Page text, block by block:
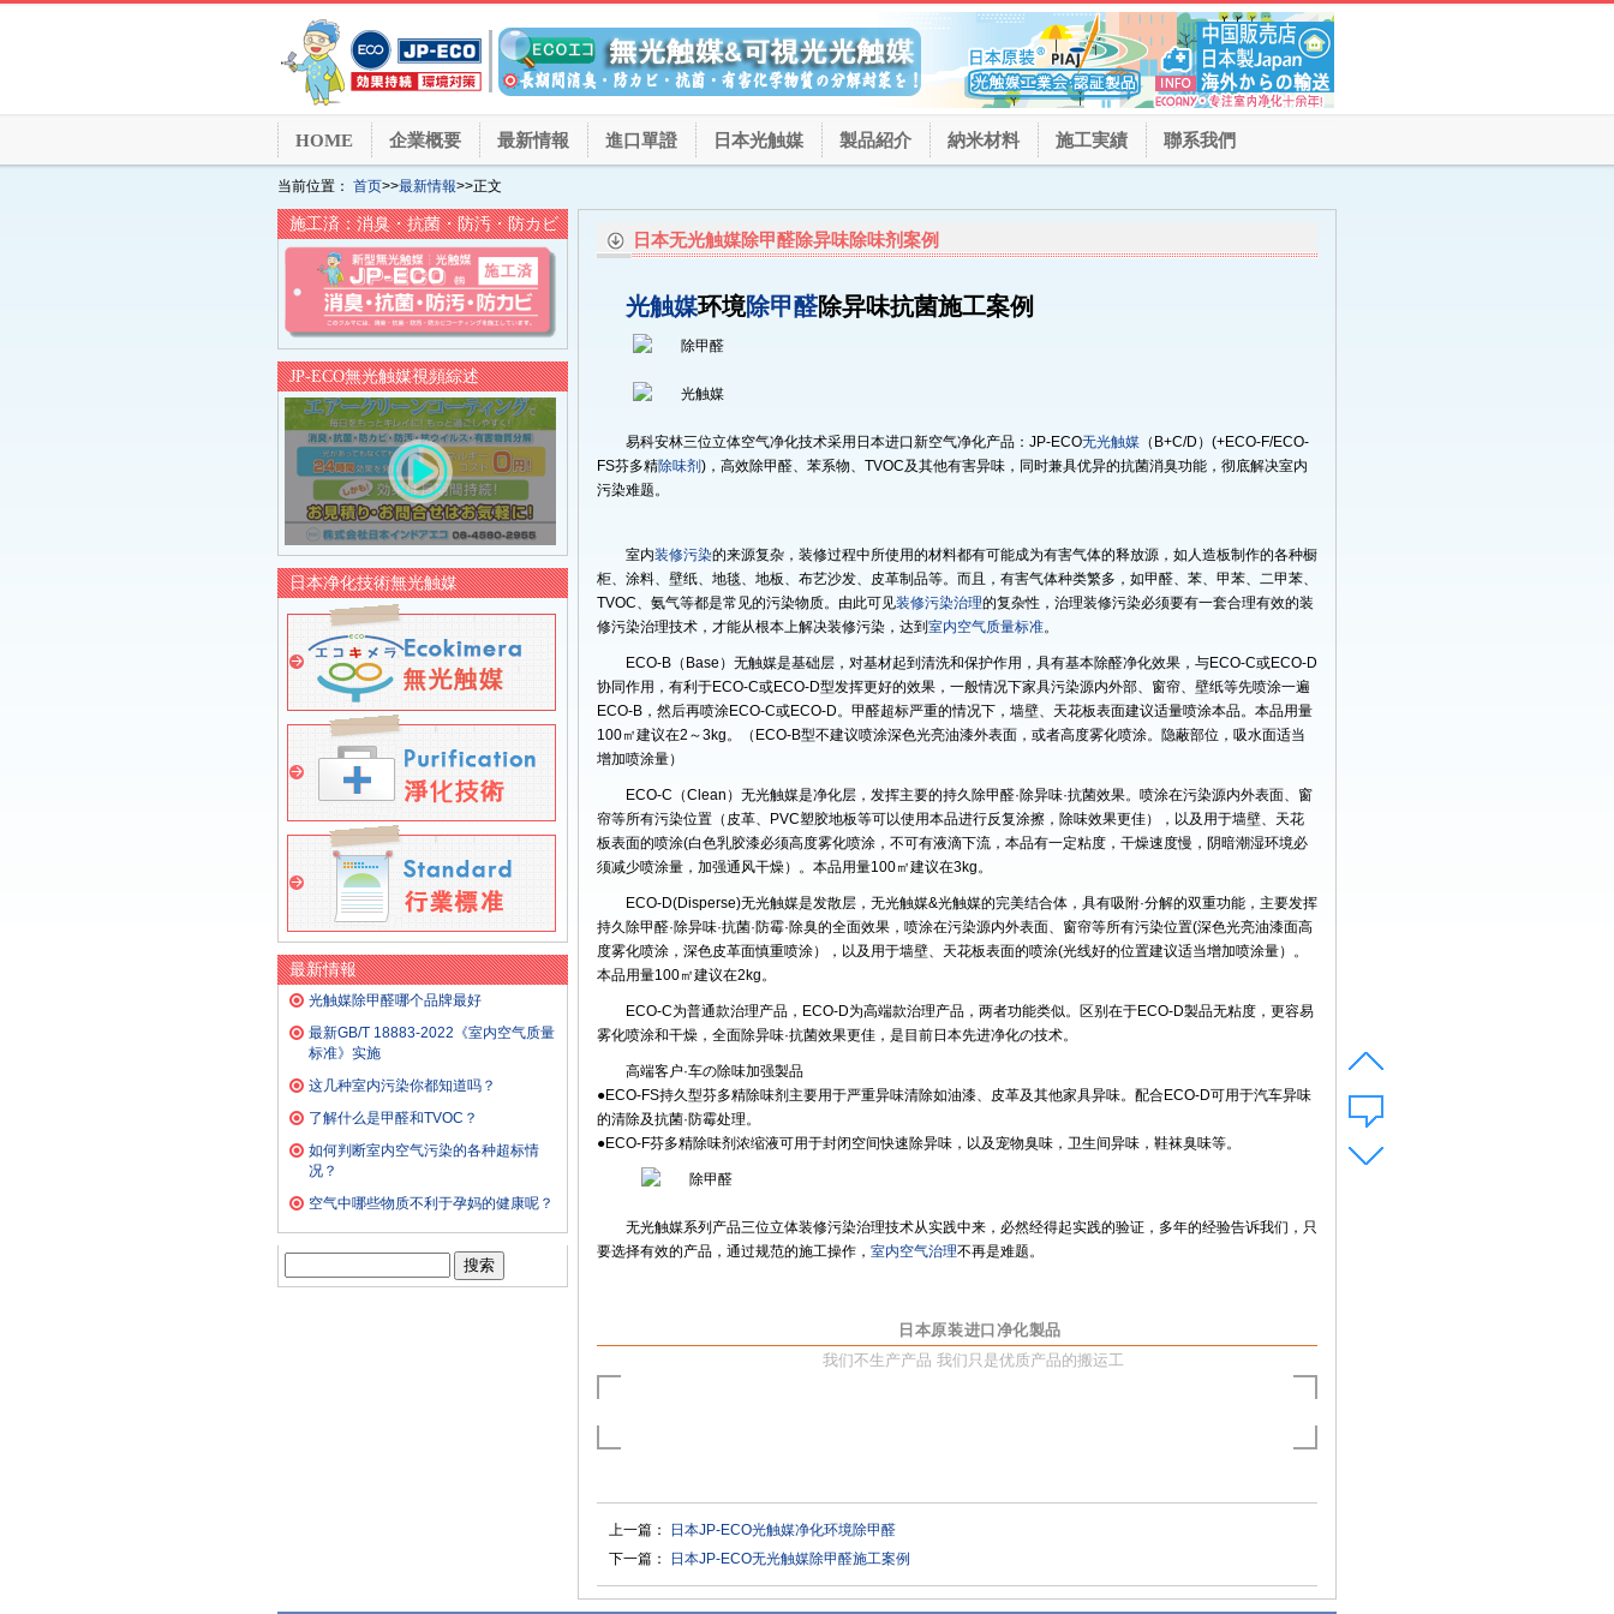
HOME 企業概要 最新情報 進口單證 日本光触媒 製品紹介 納米材料 施工実績 聯系我們
当前位置： 首页>>最新情報>>正文
日本无光触媒除甲醛除异味除味剂案例
光触媒环境除甲醛除异味抗菌施工案例
易科安林三位立体空气净化技术采用日本进口新空气净化产品：JP-ECO无光触媒 （B+C/D）(+ECO-F/ECO-
FS芬多精除味剂 )，高效除甲醛、苯系物、TVOC及其他有害异味，同时兼具优异的抗菌消臭功能，彻底解决室内
污染难题。
室内装修污染的来源复杂，装修过程中所使用的材料都有可能成为有害气体的释放源，如人造板制作的各种橱
柜、涂料、壁纸、地毯、地板、布艺沙发、皮革制品等。而且，有害气体种类繁多，如甲醛、苯、甲苯、二甲苯、
TVOC、氨气等都是常见的污染物质。由此可见装修污染治理的复杂性，治理装修污染必须要有一套合理有效的装
修污染治理技术，才能从根本上解决装修污染，达到 室内空气质量标准。
ECO-B（Base）无触媒是基础层，对基材起到清洗和保护作用，具有基本除醛净化效果，与ECO-C或ECO-D
协同作用，有利于ECO-C或ECO-D型发挥更好的效果，一般情况下家具污染源内外部、窗帘、壁纸等先喷涂一遍
ECO-B，然后再喷涂ECO-C或ECO-D。甲醛超标严重的情况下，墙壁、天花板表面建议适量喷涂本品。本品用量
100㎡建议在2～3kg。（ECO-B型不建议喷涂深色光亮油漆外表面，或者高度雾化喷涂。隐蔽部位，吸水面适当
增加喷涂量）
ECO-C（Clean）无光触媒是净化层，发挥主要的持久除甲醛·除异味·抗菌效果。喷涂在污染源内外表面、窗
帘等所有污染位置（皮革、PVC塑胶地板等可以使用本品进行反复涂擦，除味效果更佳），以及用于墙壁、天花
板表面的喷涂(白色乳胶漆必须高度雾化喷涂，不可有液滴下流，本品有一定粘度，干燥速度慢，阴暗潮湿环境必
须减少喷涂量，加强通风干燥）。本品用量100㎡建议在3kg。
ECO-D(Disperse)无光触媒是发散层，无光触媒&光触媒的完美结合体，具有吸附·分解的双重功能，主要发挥
持久除甲醛·除异味·抗菌·防霉·除臭的全面效果，喷涂在污染源内外表面、窗帘等所有污染位置(深色光亮油漆面高
度雾化喷涂，深色皮革面慎重喷涂），以及用于墙壁、天花板表面的喷涂(光线好的位置建议适当增加喷涂量）。
本品用量100㎡建议在2kg。
ECO-C为普通款治理产品，ECO-D为高端款治理产品，两者功能类似。区别在于ECO-D製品无粘度，更容易
雾化喷涂和干燥，全面除异味·抗菌效果更佳，是目前日本先进净化の技术。
高端客户·车の除味加强製品
●ECO-FS持久型芬多精除味剂主要用于严重异味清除如油漆、皮革及其他家具异味。配合ECO-D可用于汽车异味
的清除及抗菌·防霉处理。
●ECO-F芬多精除味剂浓缩液可用于封闭空间快速除异味，以及宠物臭味，卫生间异味，鞋袜臭味等。
无光触媒系列产品三位立体装修污染治理技术从实践中来，必然经得起实践的验证，多年的经验告诉我们，只
要选择有效的产品，通过规范的施工操作， 室内空气治理不再是难题。
日本原装进口净化製品
我们不生产产品 我们只是优质产品的搬运工
上一篇：
日本JP-ECO光触媒净化环境除甲醛
下一篇：
日本JP-ECO无光触媒除甲醛施工案例
施工済：消臭・抗菌・防汚・防カビ
JP-ECO無光触媒視頻綜述
日本净化技術無光触媒
最新情報
光触媒除甲醛哪个品牌最好
最新GB/T 18883-2022《室内空气质量
标准》实施
这几种室内污染你都知道吗？
了解什么是甲醛和TVOC？
如何判断室内空气污染的各种超标情
况？
空气中哪些物质不利于孕妈的健康呢？
搜
索：